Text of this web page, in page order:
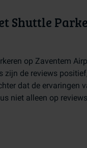
Shuttle
op Zaventem
zijn de reviews
dat de ervaringen
niet alleen op